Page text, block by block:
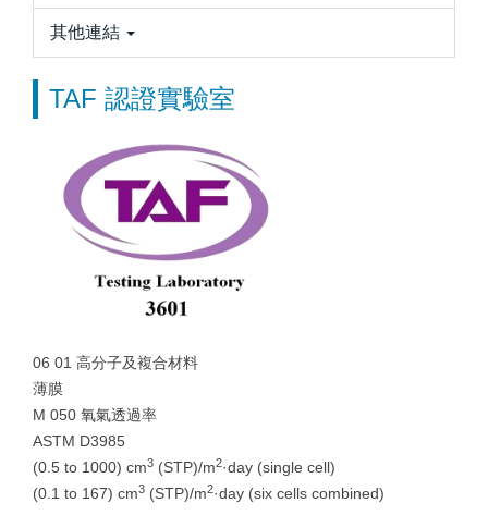
其他連結
TAF 認證實驗室
06 01 高分子及複合材料
薄膜
M 050 氧氣透過率
ASTM D3985
(0.5 to 1000) cm3 (STP)/m2·day (single cell)
(0.1 to 167) cm3 (STP)/m2·day (six cells combined)